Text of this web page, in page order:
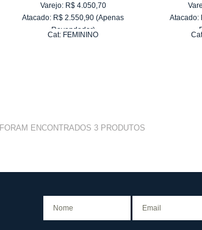
Varejo: R$ 4.050,70
Atacado: R$ 2.550,90 (Apenas
Revendedor)
Cat: FEMININO
Atacado:
FORAM ENCONTRADOS 3PRODUTOS